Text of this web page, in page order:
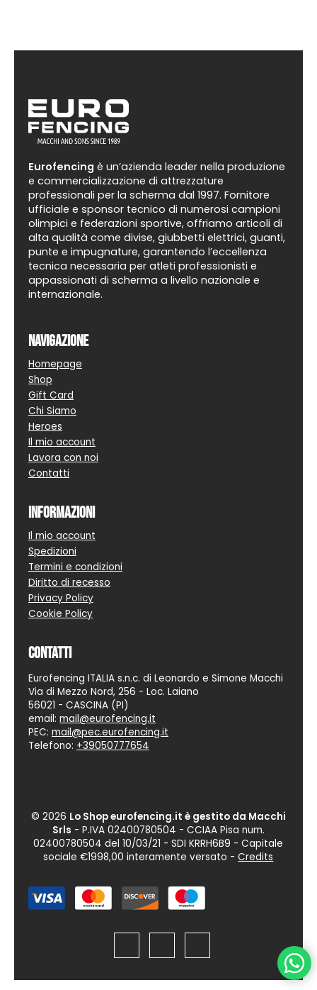
Eurofencing è un’azienda leader nella produzione
e commercializzazione di attrezzature
professionali per la scherma dal 1997. Fornitore
ufficiale e sponsor tecnico di numerosi campioni
olimpici e federazioni sportive, offriamo articoli di
alta qualità come divise, giubbetti elettrici, guanti,
punte e impugnature, garantendo l’eccellenza
tecnica necessaria per atleti professionisti e
appassionati di scherma a livello nazionale e
internazionale.
Navigazione
Homepage
Shop
Gift Card
Chi Siamo
Heroes
Il mio account
Lavora con noi
Contatti
Informazioni
Il mio account
Spedizioni
Termini e condizioni
Diritto di recesso
Privacy Policy
Cookie Policy
Contatti
Eurofencing ITALIA s.n.c. di Leonardo e Simone Macchi
Via di Mezzo Nord, 256 - Loc. Laiano
56021 - CASCINA (PI)
email: mail@eurofencing.it
PEC: mail@pec.eurofencing.it
Telefono: +39050777654
© 2026 Lo Shop eurofencing.it è gestito da Macchi
Srls - P.IVA 02400780504 - CCIAA Pisa num.
02400780504 del 10/03/21 -SDI KRRH6B9 - Capitale
sociale €1998,00 interamente versato -Credits